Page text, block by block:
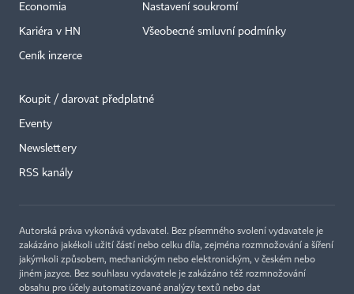
Economia
Kariéra v HN
Ceník inzerce
Nastavení soukromí
Všeobecné smluvní podmínky
Koupit / darovat předplatné
Eventy
Newslettery
RSS kanály
Autorská práva vykonává vydavatel. Bez písemného svolení vydavatele je
zakázáno jakékoli užití částí nebo celku díla, zejména rozmnožování a šíření
jakýmkoli způsobem, mechanickým nebo elektronickým, v českém nebo
jiném jazyce. Bez souhlasu vydavatele je zakázáno též rozmnožování
obsahu pro účely automatizované analýzy textů nebo dat